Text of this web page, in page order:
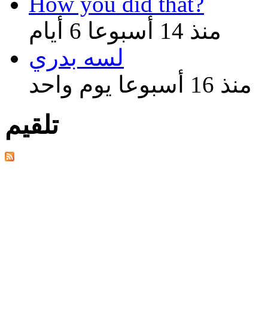
منذ 14 أسبوعا 6 أيام
لسه بدري
منذ 16 أسبوعا يوم واحد
تلقيم